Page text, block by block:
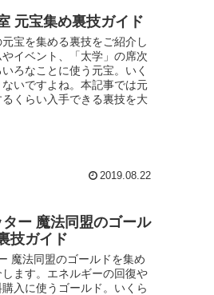
元宝集め裏技ガイド
宝を集める裏技をご紹介し
イベント、「太学」の席次
ろなことに使う元宝。いく
いですよね。本記事では元
くらい入手できる裏技を大
2019.08.22
ー 魔法同盟のゴール
技ガイド
魔法同盟のゴールドを集め
ます。エネルギーの回復や
入に使うゴールド。いくら